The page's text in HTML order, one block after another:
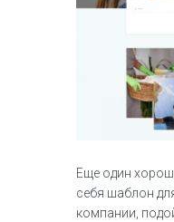
Еще один
себя шаблон
компании,